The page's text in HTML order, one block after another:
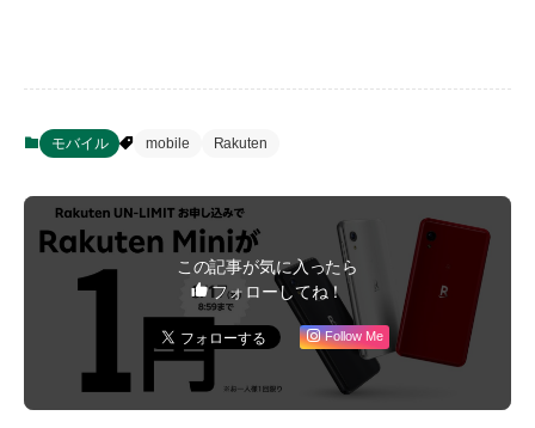
モバイル mobile Rakuten
この記事が気に入ったら
フォローしてね！
Follow Me